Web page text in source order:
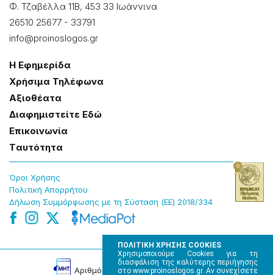
ΠΟΛΙΤΙΚΗ ΧΡΗΣΗΣ COOKIES
Χρησιμοποιούμε Cookies για τη
διασφάλιση της καλύτερης περιήγησης
στο www.proinoslogos.gr. Αν συνεχίσετε
Φ. Τζαβέλλα 11Β, 453 33 Ιωάννɩνα
26510 25677 - 33791
info@proinoslogos.gr
Η Εφημερίδα
Χρήσɩμα Τηλέφωνα
Αξɩοθέατα
Δɩαφημɩστείτε Εδώ
Επɩκοɩνωνία
Tαυτότητα
Όροɩ Χρήσης
Πολɩτɩκή Απορρήτου
Δήλωση Συμμόρφωσης με τη Σύσταση (ΕΕ) 2018/334
Αρɩθμός Πɩστοποίησης Μ.Η.Τ. 220242